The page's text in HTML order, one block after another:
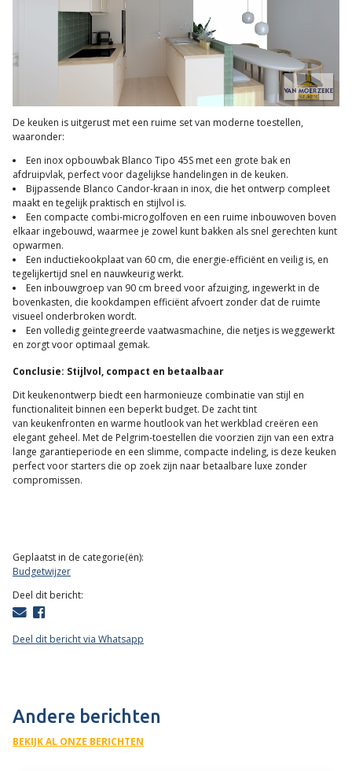
De keuken is uitgerust met een ruime set van moderne toestellen,
waaronder:
Een inox opbouwbak Blanco Tipo 45S met een grote bak en
afdruipvlak, perfect voor dagelijkse handelingen in de keuken.
Bijpassende Blanco Candor-kraan in inox, die het ontwerp compleet
maakt en tegelijk praktisch en stijlvol is.
Een compacte combi-microgolfoven en een ruime inbouwoven boven
elkaar ingebouwd, waarmee je zowel kunt bakken als snel gerechten kunt
opwarmen.
Een inductiekookplaat van 60 cm, die energie-efficiënt en veilig is, en
tegelijkertijd snel en nauwkeurig werkt.
Een inbouwgroep van 90 cm breed voor afzuiging, ingewerkt in de
bovenkasten, die kookdampen efficiënt afvoert zonder dat de ruimte
visueel onderbroken wordt.
Een volledig geïntegreerde vaatwasmachine, die netjes is weggewerkt
en zorgt voor optimaal gemak.
Conclusie: Stijlvol, compact en betaalbaar
Dit keukenontwerp biedt een harmonieuze combinatie van stijl en
functionaliteit binnen een beperkt budget. De zacht tint
van keukenfronten en warme houtlook van het werkblad creëren een
elegant geheel. Met de Pelgrim-toestellen die voorzien zijn van een extra
lange garantieperiode en een slimme, compacte indeling, is deze keuken
perfect voor starters die op zoek zijn naar betaalbare luxe zonder
compromissen.
Geplaatst in de categorie(ën):
Budgetwijzer
Deel dit bericht:
Deel dit bericht via Whatsapp
Andere berichten
BEKIJK AL ONZE BERICHTEN